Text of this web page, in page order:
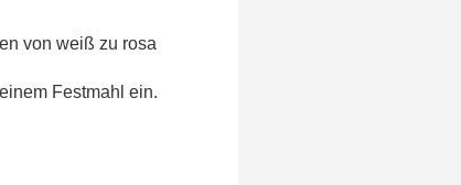
von weiß zu rosa
Festmahl ein.